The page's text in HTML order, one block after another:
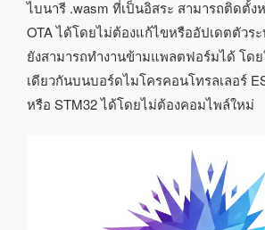
ไบนารี .wasm ที่เป็นอิสระ สามารถติดตั้ง
OTA ได้โดยไม่ต้องแก้ไขหรืออัปเดตตัวร
ยังสามารถทำงานข้ามแพลตฟอร์มได้ โด
เดียวกันบนบอร์ดไมโครคอนโทรลเลอร์
หรือ STM32 ได้โดยไม่ต้องคอมไพล์ใหม่